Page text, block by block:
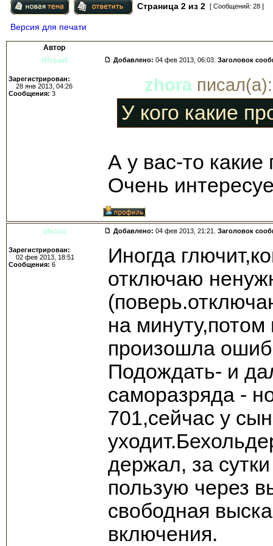
Страница 2 из 2 [ Сообщений: 28 ]
Версия для печати
Автор
dhead Добавлено: 04 фев 2013, 06:03. Заголовок
Зарегистрирован:
28 янв 2013, 04:26
Сообщения: 3 zhora писал(а):
У кого какие
А у вас-то
Очень
zhora Добавлено: 04 фев 2013, 21:21. Заголовок
Зарегистрирован:
02 фев 2013, 18:51
Сообщения: 6
Иногда
отключаю
на
произошла
Подождать- и
саморазряда -
701,сейчас у
держал, за
пользую через
свободная
включения.